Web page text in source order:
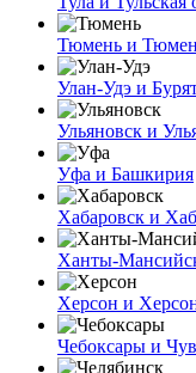
Тюмень и
Улан-Удэ и
Ульяновск и
Уфа и Башкирия
Хабаровск и
Ханты-
Херсон и
Чебоксары и